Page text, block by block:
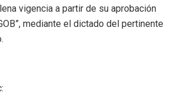
vigencia a partir de su aprobación
mediante el dictado del pertinente